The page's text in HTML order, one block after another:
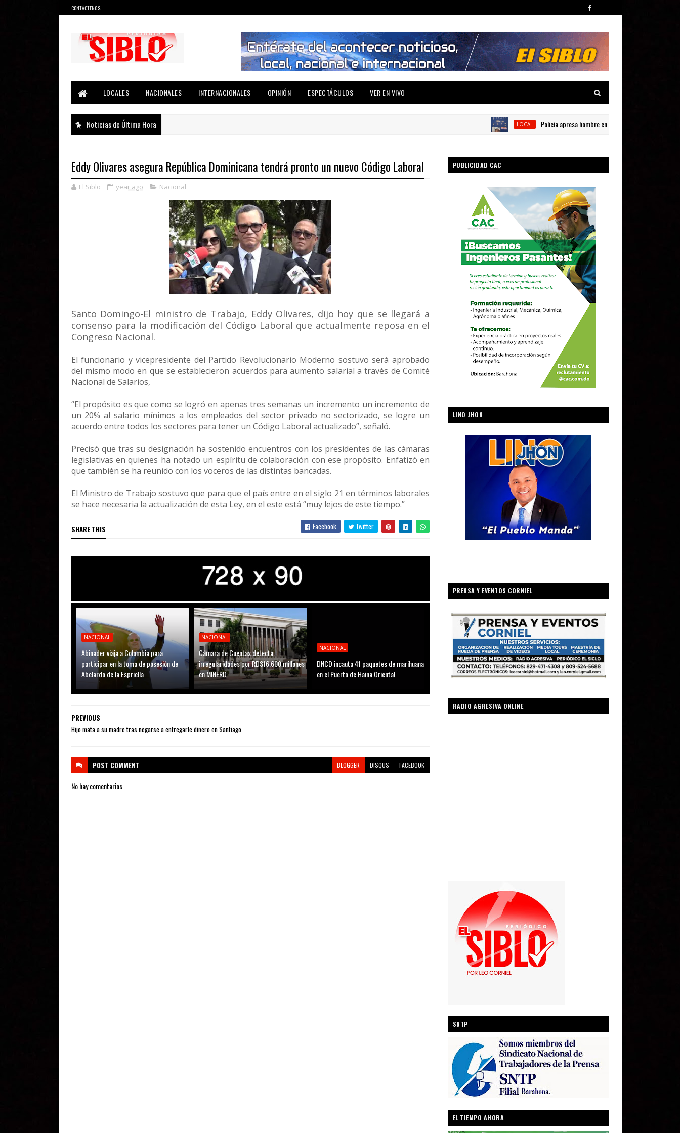
CONTÁCTENOS:
LOCALES
NACIONALES INTERNACIONALES OPINIÓN ESPECTÁCULOS VER EN VIVO
Noticias de Última Hora LOCAL Policía apresa hombre en presunta por posesión de
Eddy Olivares asegura República Dominicana tendrá pronto un nuevo Código Laboral
El Siblo year ago Nacional
Santo Domingo-El ministro de Trabajo, Eddy Olivares, dijo hoy que se llegará a
consenso para la modificación del Código Laboral que actualmente reposa en el
Congreso Nacional.
El funcionario y vicepresidente del Partido Revolucionario Moderno sostuvo será aprobado
del mismo modo en que se establecieron acuerdos para aumento salarial a través de Comité
Nacional de Salarios,
“El propósito es que como se logró en apenas tres semanas un incremento un incremento de
un 20% al salario mínimos a los empleados del sector privado no sectorizado, se logre un
acuerdo entre todos los sectores para tener un Código Laboral actualizado”, señaló.
Precisó que tras su designación ha sostenido encuentros con los presidentes de las cámaras
legislativas en quienes ha notado un espíritu de colaboración con ese propósito. Enfatizó en
que también se ha reunido con los voceros de las distintas bancadas.
El Ministro de Trabajo sostuvo que para que el país entre en el siglo 21 en términos laborales
se hace necesaria la actualización de esta Ley, en el este está “muy lejos de este tiempo.”
SHARE THIS Facebook Twitter
NACIONAL
Abinader viaja a Colombia para
participar en la toma de posesión de
Abelardo de la Espriella
NACIONAL
Cámara de Cuentas detecta
irregularidades por RD$16,600 millones
en MINERD
NACIONAL
DNCD incauta 41 paquetes de marihuana
en el Puerto de Haina Oriental
PREVIOUS
Hijo mata a su madre tras negarse a entregarle dinero en Santiago
POST COMMENT BLOGGER DISQUS FACEBOOK
No hay comentarios
PUBLICIDAD CAC
LINO JHON
PRENSA Y EVENTOS CORNIEL
RADIO AGRESIVA ONLINE
SNTP
EL TIEMPO AHORA